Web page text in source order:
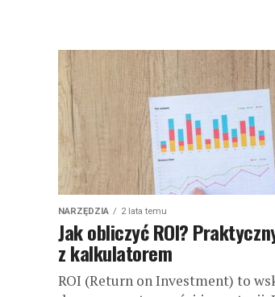
NARZĘDZIA 2 lata temu
Jak obliczyć ROI?
z kalkulatorem
ROI (Return on Investment) to